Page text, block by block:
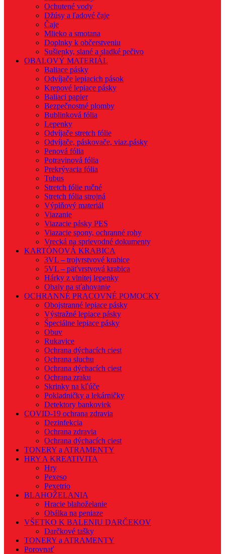
Ochutené vody
Džúsy a ľadové čaje
Čaje
Mlieko a smotana
Doplnky k občerstveniu
Sušienky, slané a sladké pečivo
OBALOVÝ MATERIÁL
Baliace pásky
Odvíjače lepiacich pások
Krepové lepiace pásky
Baliaci papier
Bezpečnostné plomby
Bublinková fólia
Lepenky
Odvíjače stretch fólie
Odvíjače, páskovače, viaz.pásky
Penová fólia
Potravinová fólia
Prekrývacia fólia
Tubus
Stretch fólie ručné
Stretch fólia strojná
Výplňový materiál
Viazanie
Viazacie pásky PES
Viazacie spony, ochranné rohy
Vrecká na sprievodné dokumenty
KARTÓNOVÁ KRABICA
3VL – trojvrstvové krabice
5VL – päťvrstvová krabica
Hárky z vlnitej lepenky
Obaly na sťahovanie
OCHRANNÉ PRACOVNÉ POMOCKY
Obojstranné lepiace pásky
Výstražné lepiace pásky
Špeciálne lepiace pásky
Obuv
Rukavice
Ochrana dýchacích ciest
Ochrana sluchu
Ochrana dýchacích ciest
Ochrana zraku
Skrinky na kľúče
Pokladničky a lekárničky
Detektory bankoviek
COVID-19 ochrana zdravia
Dezinfekcia
Ochrana zdravia
Ochrana dýchacích ciest
TONERY a ATRAMENTY
HRY A KREATIVITA
Hry
Pexeso
Pexetrio
BLAHOŽELANIA
Hracie blahoželanie
Obálka na peniaze
VŠETKO K BALENIU DARČEKOV
Darčkové tašky
TONERY a ATRAMENTY
Porovnať